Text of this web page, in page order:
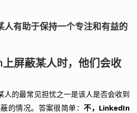
人有助于保持一个专注和有益的
屏蔽某人时，他们会收
人的最常见担忧之一是该人是否会收到
的情况。答案很简单：不，LinkedIn